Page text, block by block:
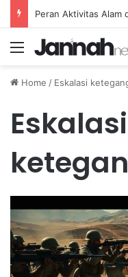
Menu
Home / Eskalasi
Eskalasi